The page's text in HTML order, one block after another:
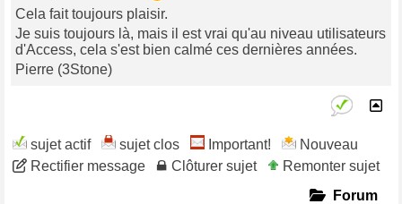
Cela fait toujours plaisir.
Je suis toujours là, mais il est vrai qu'au niveau utilisateurs
d'Access, cela s'est bien calmé ces dernières années.
Pierre (3Stone)
sujet actif sujet clos Important!
Nouveau
Rectifier message
Clôturer sujet
Remonter sujet
Forum